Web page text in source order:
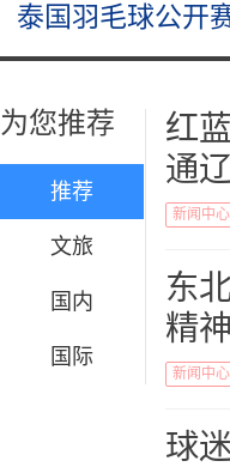
泰国羽毛球公开
为您推荐
推荐
文旅
国内
国际
红
通
新闻中心
东
精
新闻中心
球